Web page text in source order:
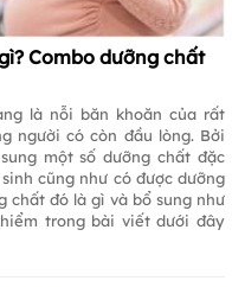
Combo dưỡng chất
là nỗi băn khoăn của rất
người có còn đầu lòng. Bởi
một số dưỡng chất đặc
cũng như có được dưỡng
chất đó là gì và bổ sung như
trong bài viết dưới đây